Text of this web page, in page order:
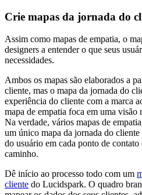
Crie mapas da jornada do
Assim como mapas de empatia, o
designers a entender o que seus
necessidades.
Ambos os mapas são elaborados a
cliente, mas o mapa da jornada do
experiência do cliente com a marca
mapa de empatia foca em uma
Na verdade, vários mapas de
um único mapa da jornada do
do usuário em cada ponto de
caminho.
Dê início ao processo todo com um
cliente do Lucidspark. O quadro